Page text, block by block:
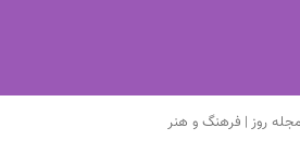
مجله روز | فرهنگ و هنر